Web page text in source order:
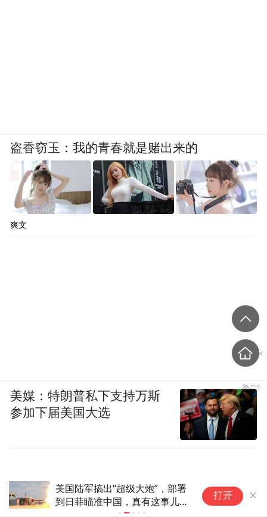
美国陆军搞出“超级大炮”，部署
到日菲瞄准中国，真有这事儿
打开
盗香窃玉：我的青春就是赌出来的
爽文
美媒：特朗普私下支持万斯
参加下届美国大选